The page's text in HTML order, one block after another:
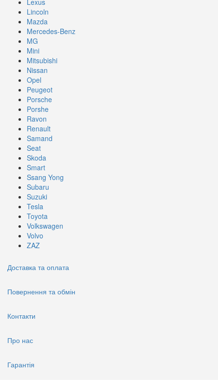
Lincoln
Mazda
Mercedes-Benz
MG
Mini
Mitsubishi
Nissan
Opel
Peugeot
Porsche
Porshe
Ravon
Renault
Samand
Seat
Skoda
Smart
Ssang Yong
Subaru
Suzuki
Tesla
Toyota
Volkswagen
Volvo
ZAZ
Доставка та оплата
Повернення та обмін
Контакти
Про нас
Гарантія